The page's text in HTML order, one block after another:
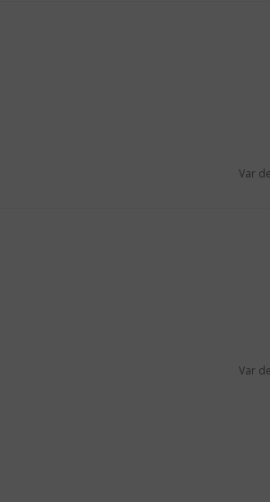
Var
Var